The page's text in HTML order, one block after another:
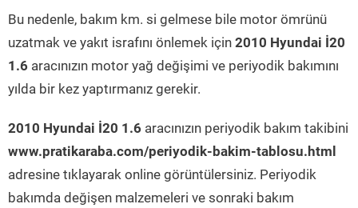
Bu nedenle, bakım km. si gelmese bile motor ömrünü
uzatmak ve yakıt israfını önlemek için 2010 Hyundai İ20
1.6 aracınızın motor yağ değişimi ve periyodik bakımını
yılda bir kez yaptırmanız gerekir.
2010 Hyundai İ20 1.6 aracınızın periyodik bakım takibini
www.pratikaraba.com/periyodik-bakim-tablosu.html
adresine tıklayarak online görüntülersiniz. Periyodik
bakımda değişen malzemeleri ve sonraki bakım